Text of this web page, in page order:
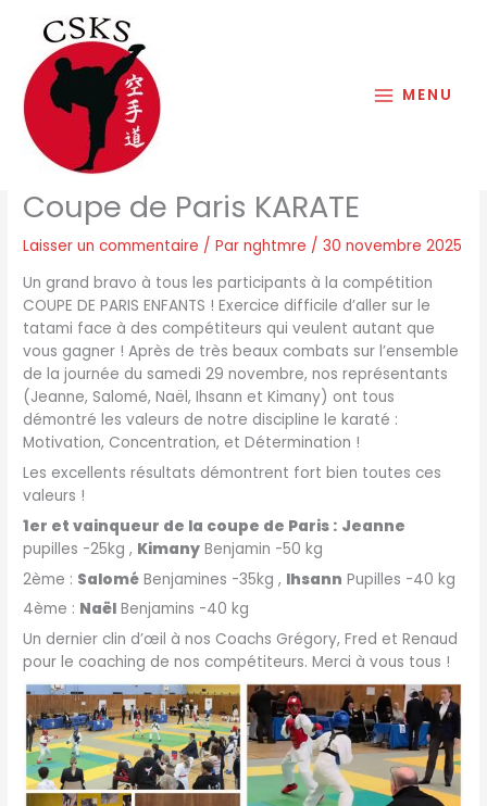
contenu
MENU
Coupe de Paris KARATE
Laisser un commentaire / Parnghtmre /30 novembre 2025
Un grand bravo à tous les participants à la compétition
COUPE DE PARIS ENFANTS ! Exercice difficile d’aller sur le
tatami face à des compétiteurs qui veulent autant que
vous gagner ! Après de très beaux combats sur l’ensemble
de la journée du samedi 29 novembre, nos représentants
(Jeanne, Salomé, Naël, Ihsann et Kimany) ont tous
démontré les valeurs de notre discipline le karaté :
Motivation, Concentration, et Détermination !
Les excellents résultats démontrent fort bien toutes ces
valeurs !
1er et vainqueur de la coupe de Paris : Jeanne
pupilles -25kg , Kimany Benjamin -50 kg
2ème : Salomé Benjamines -35kg , Ihsann Pupilles -40 kg
4ème : Naël Benjamins -40 kg
Un dernier clin d’œil à nos Coachs Grégory, Fred et Renaud
pour le coaching de nos compétiteurs. Merci à vous tous !